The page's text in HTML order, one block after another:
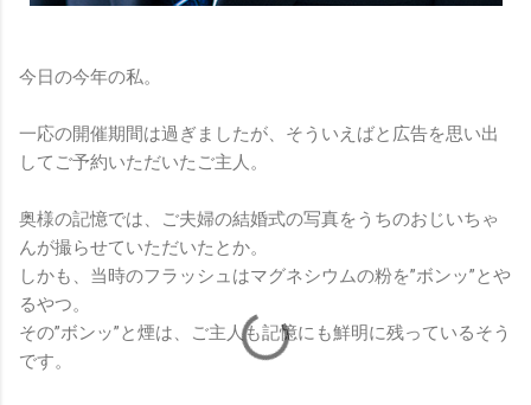
今日の今年の私。
一応の開催期間は過ぎましたが、そういえばと広告を思い出
してご予約いただいたご主人。
奥様の記憶では、ご夫婦の結婚式の写真をうちのおじいちゃ
んが撮らせていただいたとか。
しかも、当時のフラッシュはマグネシウムの粉を”ボンッ”とや
るやつ。
その”ボンッ”と煙は、ご主人も記憶にも鮮明に残っているそう
です。